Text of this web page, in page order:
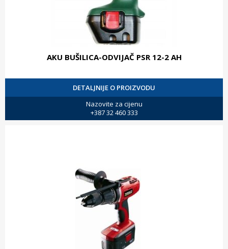
AKU BUŠILICA-ODVIJAČ PSR 12-2 AH
DETALJNIJE O PROIZVODU
Nazovite za cijenu
+387 32 460 333